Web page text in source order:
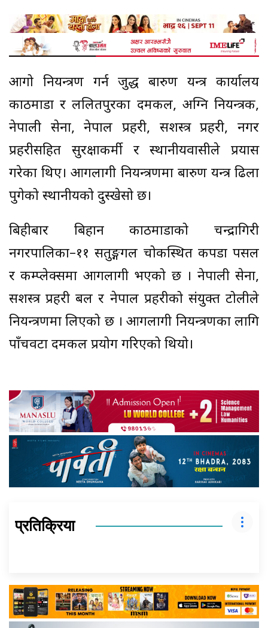
आगो नियन्त्रण गर्न जुद्ध बारुण यन्त्र कार्यालय
काठमाडौं र ललितपुरका दमकल, अग्नि नियन्त्रक,
नेपाली सेना, नेपाल प्रहरी, सशस्त्र प्रहरी, नगर
प्रहरीसहित सुरक्षाकर्मी र स्थानीयवासीले प्रयास
गरेका थिए। आगलागी नियन्त्रणमा बारुण यन्त्र ढिला
पुगेको स्थानीयको दुस्खेसो छ।
बिहीबार बिहान काठमाडौंको चन्द्रागिरी
नगरपालिका–११ सतुङ्गगल चोकस्थित कपडा पसल
र कम्प्लेक्समा आगलागी भएको छ । नेपाली सेना,
सशस्त्र प्रहरी बल र नेपाल प्रहरीको संयुक्त टोलीले
नियन्त्रणमा लिएको छ । आगलागी नियन्त्रणका लागि
पाँचवटा दमकल प्रयोग गरिएको थियो।
प्रतिक्रिया